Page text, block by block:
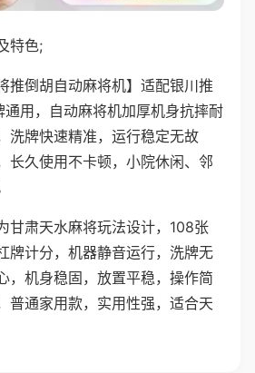
特色;
推倒胡自动麻将机】适配银川推
用，自动麻将机加厚机身抗摔耐
洗牌快速精准，运行稳定无故
长久使用不卡顿，小院休闲、邻
甘肃天水麻将玩法设计，108张
牌计分，机器静音运行，洗牌无
，机身稳固，放置平稳，操作简
普通家用款，实用性强，适合天